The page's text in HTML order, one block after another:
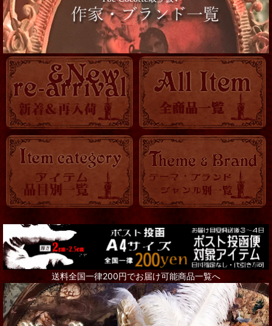
送料全国一律200円でお届け可能商品一覧へ